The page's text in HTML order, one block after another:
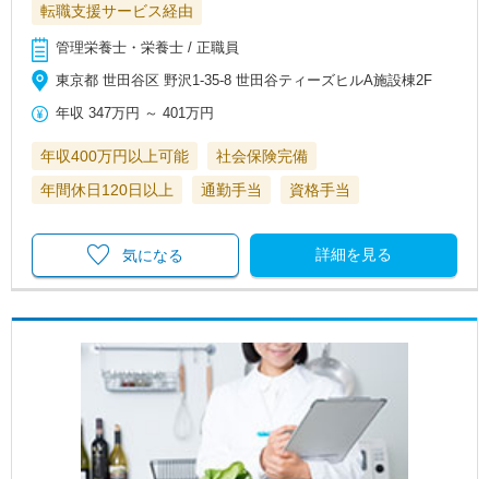
転職支援サービス経由
管理栄養士・栄養士 / 正職員
東京都 世田谷区 野沢1-35-8 世田谷ティーズヒルA施設棟2F
年収 347万円 ～401万円
年収400万円以上可能
社会保険完備
年間休日120日以上
通勤手当 資格手当
詳細を見る
気になる